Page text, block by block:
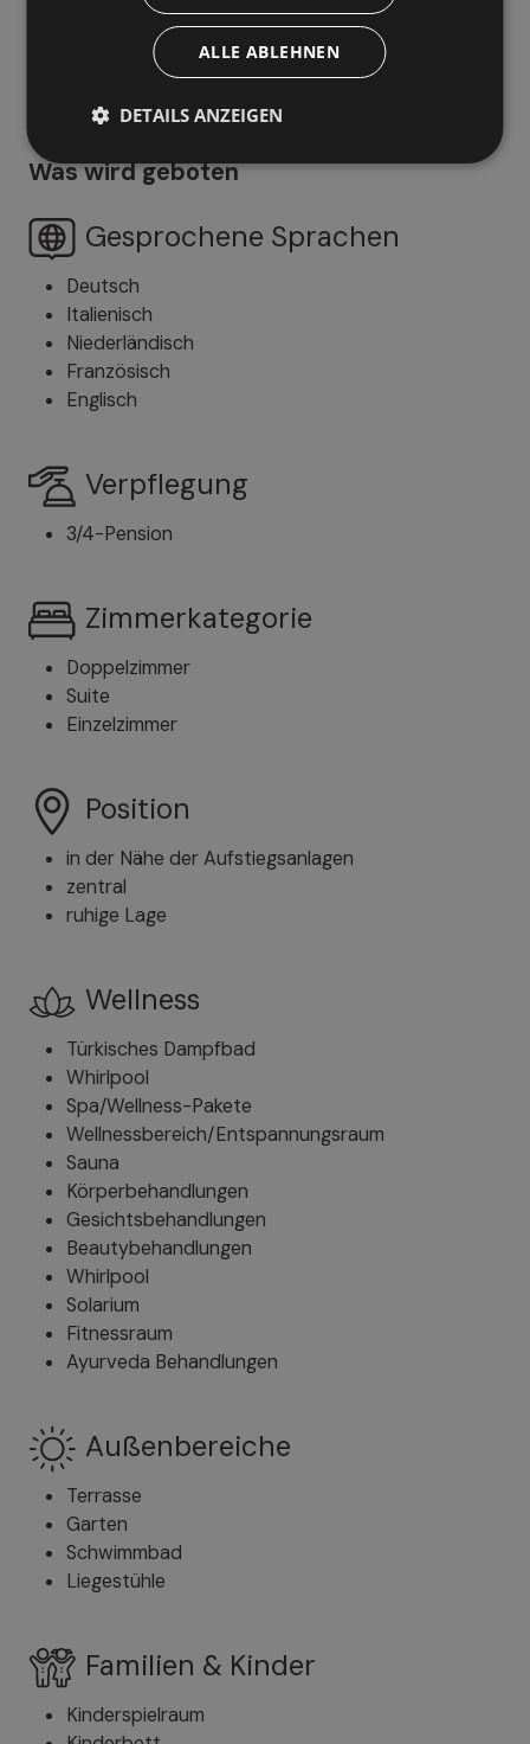
Was wird geboten
Gesprochene Sprachen
Deutsch
Italienisch
Niederländisch
Französisch
Englisch
Verpflegung
3/4-Pension
Zimmerkategorie
Doppelzimmer
Suite
Einzelzimmer
Position
in der Nähe der Aufstiegsanlagen
zentral
ruhige Lage
Wellness
Türkisches Dampfbad
Whirlpool
Spa/Wellness-Pakete
Wellnessbereich/Entspannungsraum
Sauna
Körperbehandlungen
Gesichtsbehandlungen
Beautybehandlungen
Whirlpool
Solarium
Fitnessraum
Ayurveda Behandlungen
Außenbereiche
Terrasse
Garten
Schwimmbad
Liegestühle
Familien & Kinder
Kinderspielraum
ALLE ABLEHNEN
DETAILS ANZEIGEN